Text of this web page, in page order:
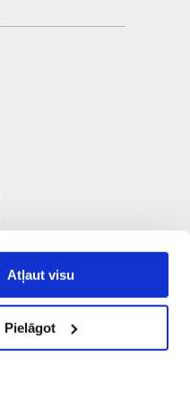
Atļaut visu
Pielāgot